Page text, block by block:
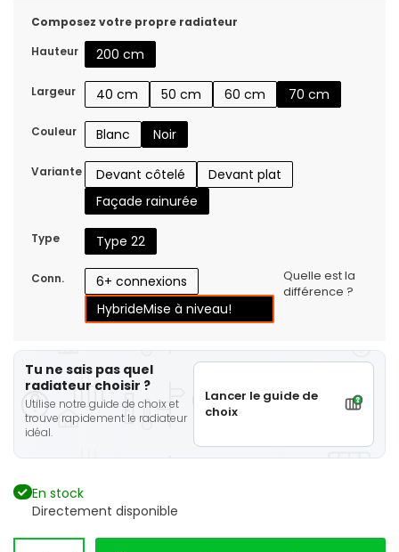
Composez votre propre radiateur
Hauteur
200 cm
Largeur 40 cm 50 cm 60 cm 70 cm
Couleur Blanc Noir
Variante Devant côtelé
Devant plat
Façade rainurée
Type Type 22
Conn.
6+ connexions
HybrideMise à niveau!
Quelle est la
différence ?
Tu ne sais pas quel
radiateur choisir ?
Utilise notre guide de choix et
trouve rapidement le radiateur
idéal.
Lancer le guide de
choix
En stock
Directement disponible